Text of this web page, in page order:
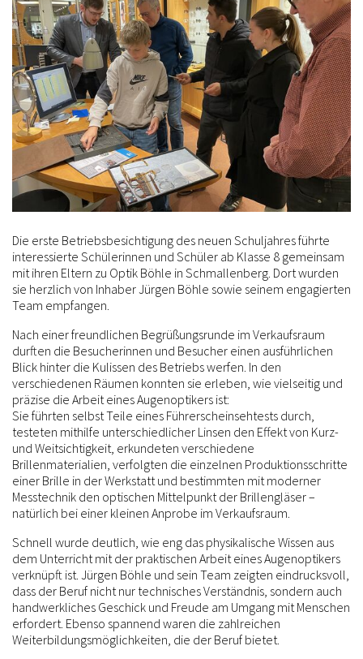
Die erste Betriebsbesichtigung des neuen Schuljahres führte
interessierte Schülerinnen und Schüler ab Klasse 8 gemeinsam
mit ihren Eltern zu Optik Böhle in Schmallenberg. Dort wurden
sie herzlich von Inhaber Jürgen Böhle sowie seinem engagierten
Team empfangen.
Nach einer freundlichen Begrüßungsrunde im Verkaufsraum
durften die Besucherinnen und Besucher einen ausführlichen
Blick hinter die Kulissen des Betriebs werfen. In den
verschiedenen Räumen konnten sie erleben, wie vielseitig und
präzise die Arbeit eines Augenoptikers ist:
Sie führten selbst Teile eines Führerscheinsehtests durch,
testeten mithilfe unterschiedlicher Linsen den Effekt von Kurz-
und Weitsichtigkeit, erkundeten verschiedene
Brillenmaterialien, verfolgten die einzelnen Produktionsschritte
einer Brille in der Werkstatt und bestimmten mit moderner
Messtechnik den optischen Mittelpunkt der Brillengläser –
natürlich bei einer kleinen Anprobe im Verkaufsraum.
Schnell wurde deutlich, wie eng das physikalische Wissen aus
dem Unterricht mit der praktischen Arbeit eines Augenoptikers
verknüpft ist. Jürgen Böhle und sein Team zeigten eindrucksvoll,
dass der Beruf nicht nur technisches Verständnis, sondern auch
handwerkliches Geschick und Freude am Umgang mit Menschen
erfordert. Ebenso spannend waren die zahlreichen
Weiterbildungsmöglichkeiten, die der Beruf bietet.